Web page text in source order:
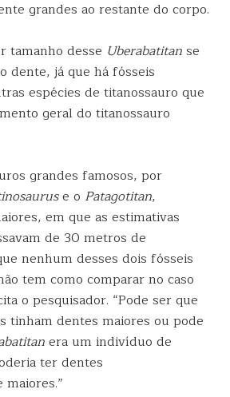
grandes ao restante do corpo.
tamanho desse Uberabatitanse
dente, já que há fósseis
espécies de titanossauro que
geral do titanossauro
grandes famosos, por
e o Patagotitan,
em que as estimativas
de 30 metros de
nenhum desses dois fósseis
tem como comparar no caso
o pesquisador. “Pode ser que
tinham dentes maiores ou pode
era um indivíduo de
ter dentes